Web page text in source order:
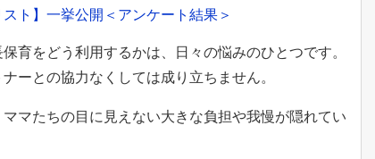
ト】一挙公開＜アンケート結果＞
育をどう利用するかは、日々の悩みのひとつです。
ーとの協力なくしては成り立ちません。
マたちの目に見えない大きな負担や我慢が隠れてい